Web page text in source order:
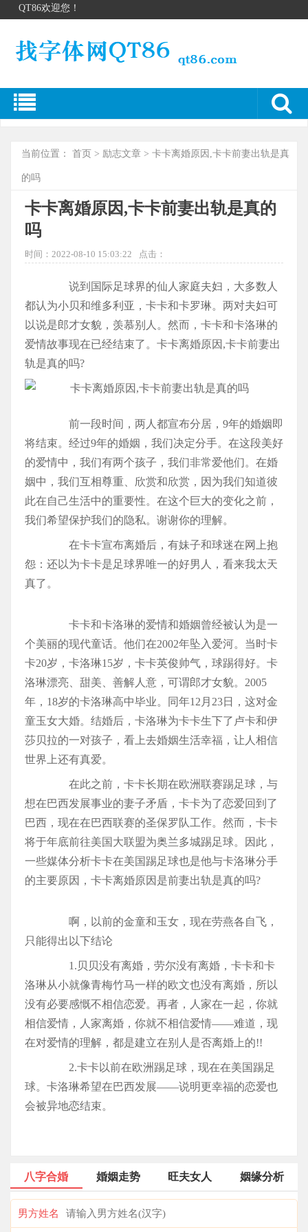
QT86欢迎您！
当前位置： 首页 > 励志文章 > 卡卡离婚原因,卡卡前妻出轨是真
的吗
卡卡离婚原因,卡卡前妻出轨是真的
吗
时间：2022-08-10 15:03:22 点击：
说到国际足球界的仙人家庭夫妇，大多数人
都认为小贝和维多利亚，卡卡和卡罗琳。两对夫妇可
以说是郎才女貌，羡慕别人。然而，卡卡和卡洛琳的
爱情故事现在已经结束了。卡卡离婚原因,卡卡前妻出
轨是真的吗?
前一段时间，两人都宣布分居，9年的婚姻即
将结束。经过9年的婚姻，我们决定分手。在这段美好
的爱情中，我们有两个孩子，我们非常爱他们。在婚
姻中，我们互相尊重、欣赏和欣赏，因为我们知道彼
此在自己生活中的重要性。在这个巨大的变化之前，
我们希望保护我们的隐私。谢谢你的理解。
在卡卡宣布离婚后，有妹子和球迷在网上抱
怨：还以为卡卡是足球界唯一的好男人，看来我太天
真了。
卡卡和卡洛琳的爱情和婚姻曾经被认为是一
个美丽的现代童话。他们在2002年坠入爱河。当时卡
卡20岁，卡洛琳15岁，卡卡英俊帅气，球踢得好。卡
洛琳漂亮、甜美、善解人意，可谓郎才女貌。2005
年，18岁的卡洛琳高中毕业。同年12月23日，这对金
童玉女大婚。结婚后，卡洛琳为卡卡生下了卢卡和伊
莎贝拉的一对孩子，看上去婚姻生活幸福，让人相信
世界上还有真爱。
在此之前，卡卡长期在欧洲联赛踢足球，与
想在巴西发展事业的妻子矛盾，卡卡为了恋爱回到了
巴西，现在在巴西联赛的圣保罗队工作。然而，卡卡
将于年底前往美国大联盟为奥兰多城踢足球。因此，
一些媒体分析卡卡在美国踢足球也是他与卡洛琳分手
的主要原因，卡卡离婚原因是前妻出轨是真的吗?
啊，以前的金童和玉女，现在劳燕各自飞，
只能得出以下结论
1.贝贝没有离婚，劳尔没有离婚，卡卡和卡
洛琳从小就像青梅竹马一样的欧文也没有离婚，所以
没有必要感慨不相信恋爱。再者，人家在一起，你就
相信爱情，人家离婚，你就不相信爱情——难道，现
在对爱情的理解，都是建立在别人是否离婚上的!!
2.卡卡以前在欧洲踢足球，现在在美国踢足
球。卡洛琳希望在巴西发展——说明更幸福的恋爱也
会被异地恋结束。
八字合婚 婚姻走势 旺夫女人 姻缘分析
男方姓名